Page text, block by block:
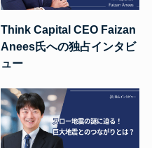
Think Capital CEO Faizan
Anees氏への独占インタビ
ュー